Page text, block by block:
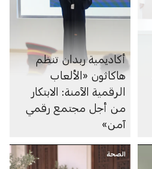
أكاديمية ربدان تنظم
هاكاثون «الألعاب
الرقمية الآمنة: الابتكار
من أجل مجتمع رقمي
آمن»
الصحة